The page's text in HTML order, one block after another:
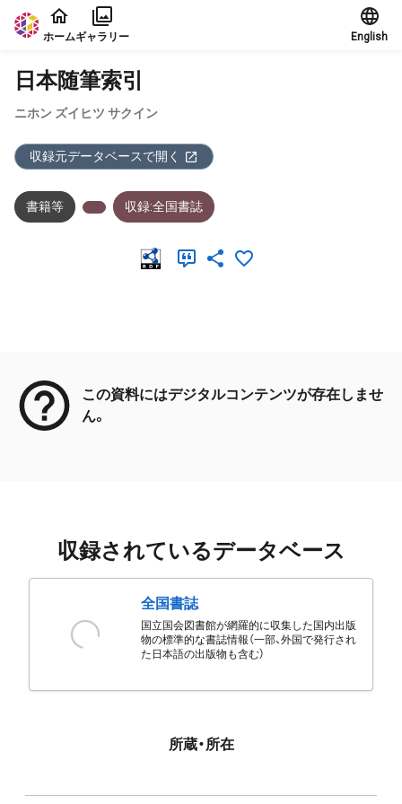
本文に飛ぶ
ホームギャラリー English
日本随筆索引
ニホン ズイヒツ サクイン
収録元データベースで開く
書籍等 収録:全国書誌
この資料にはデジタルコンテンツが存在しませ
ん。
収録されているデータベース
全国書誌
国立国会図書館が網羅的に収集した国内出版
物の標準的な書誌情報（一部、外国で発行され
た日本語の出版物も含む）
所蔵・所在